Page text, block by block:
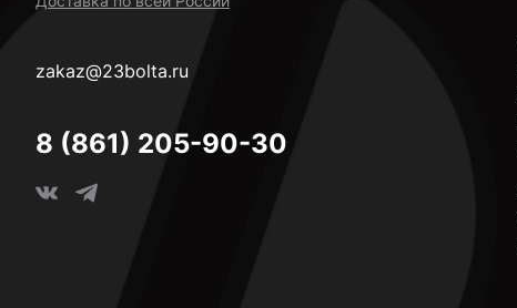
zakaz@23bolta.ru
8 (861) 205-90-30